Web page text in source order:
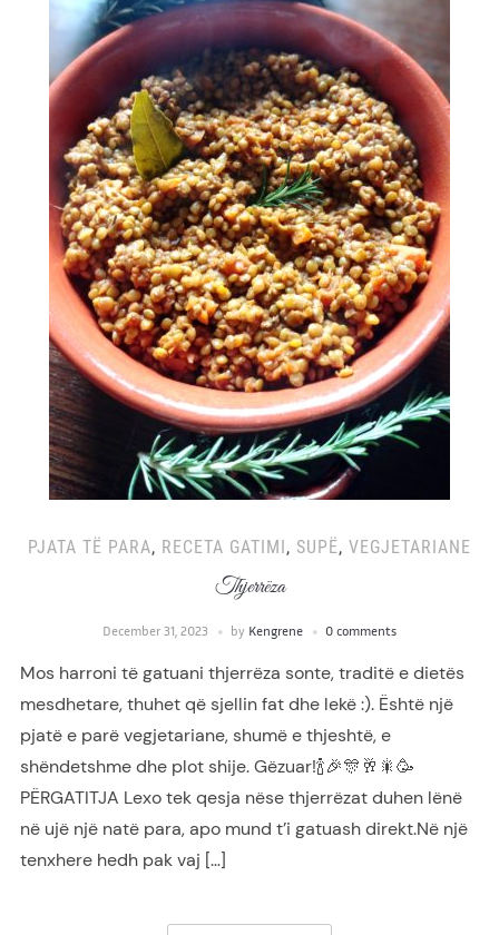
PJATA TË PARA, RECETA GATIMI, SUPË, VEGJETARIANE
Thjerrëza
December 31, 2023 by Kengrene 0 comments
Mos harroni të gatuani thjerrëza sonte, traditë e dietës
mesdhetare, thuhet që sjellin fat dhe lekë :). Është një
pjatë e parë vegjetariane, shumë e thjeshtë, e
shëndetshme dhe plot shije. Gëzuar!🍾🎉🎊🥂🎇🥳
PËRGATITJA Lexo tek qesja nëse thjerrëzat duhen lënë
në ujë një natë para, apo mund t’i gatuash direkt.Në një
tenxhere hedh pak vaj […]